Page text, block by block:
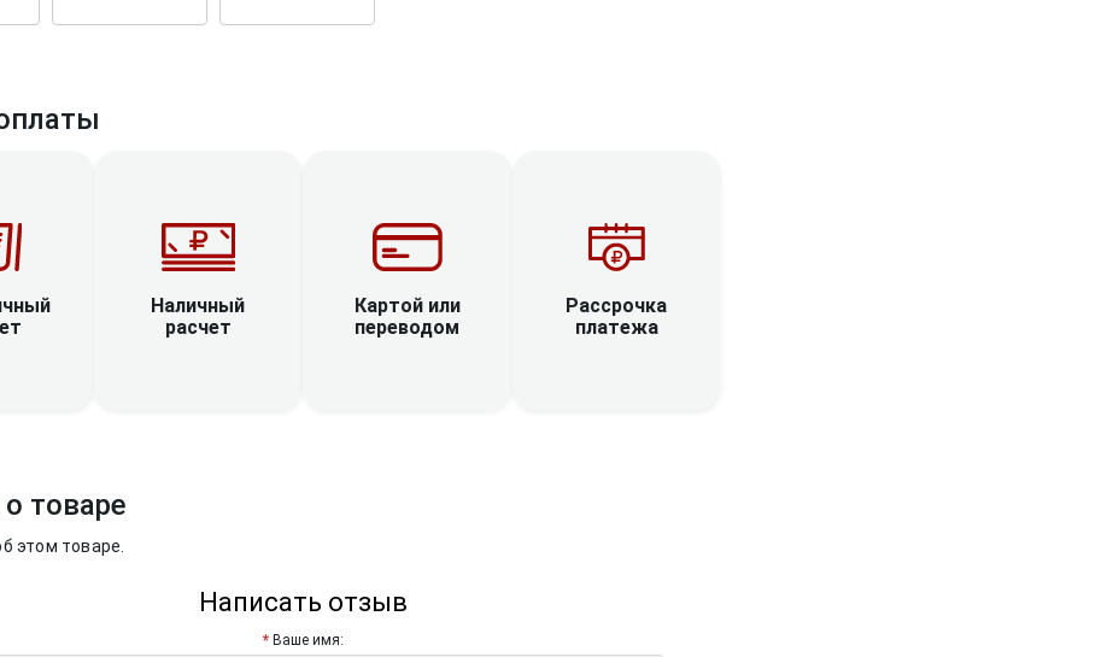
Наличный
расчет
Картой или
переводом
Рассрочка
платежа
товаре
этом товаре.
Написать отзыв
Ваше имя: